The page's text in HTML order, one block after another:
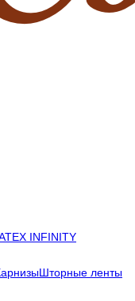
INFINITY
Шторные ленты